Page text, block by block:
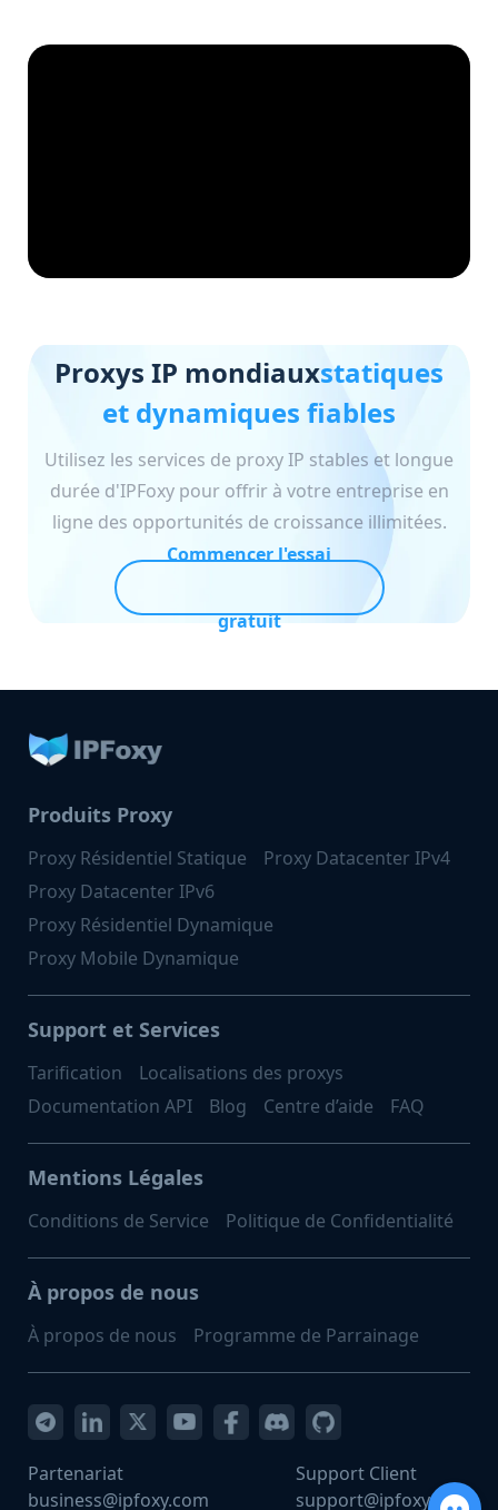
Proxys IP mondiauxstatiques
et dynamiques fiables
Utilisez les services de proxy IP stables et longue
durée d'IPFoxy pour offrir à votre entreprise en
ligne des opportunités de croissance illimitées.
Commencer l'essai
gratuit
Produits Proxy
Proxy Résidentiel Statique
Proxy Datacenter IPv4
Proxy Datacenter IPv6
Proxy Résidentiel Dynamique
Proxy Mobile Dynamique
Support et Services
Tarification
Localisations des proxys
Documentation API
Blog Centre d’aide FAQ
Mentions Légales
Conditions de Service Politique de Confidentialité
À propos de nous
À propos de nous Programme de Parrainage
Partenariat
business@ipfoxy.com
Support Client
support@ipfoxy.com